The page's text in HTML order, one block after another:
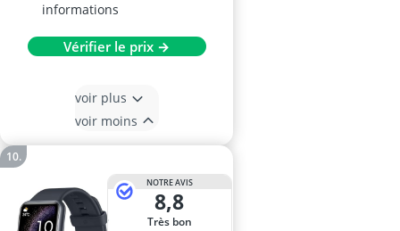
informations
Vérifier le prix →
voir plus
voir moins
NOTRE AVIS
8,8
Très bon